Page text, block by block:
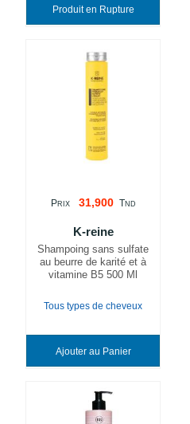
Produit en Rupture
PRIX 31,900 TND
K-reine
Shampoing sans sulfate
au beurre de karité et à
vitamine B5 500 Ml
Tous types de cheveux
Ajouter au Panier